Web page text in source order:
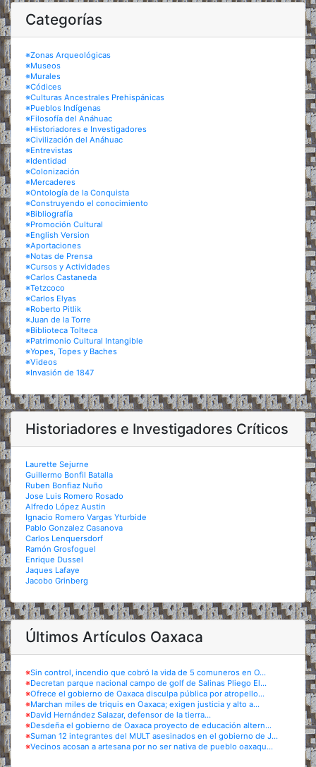
Categorías
※Zonas Arqueológicas
※Museos
※Murales
※Códices
※Culturas Ancestrales Prehispánicas
※Pueblos Indígenas
※Filosofía del Anáhuac
※Historiadores e Investigadores
※Civilización del Anáhuac
※Entrevistas
※Identidad
※Colonización
※Mercaderes
※Ontología de la Conquista
※Construyendo el conocimiento
※Bibliografía
※Promoción Cultural
※English Version
※Aportaciones
※Notas de Prensa
※Cursos y Actividades
※Carlos Castaneda
※Tetzcoco
※Carlos Elyas
※Roberto Pitlik
※Juan de la Torre
※Biblioteca Tolteca
※Patrimonio Cultural Intangible
※Yopes, Topes y Baches
※Videos
※Invasión de 1847
Historiadores e Investigadores Críticos
Laurette Sejurne
Guillermo Bonfil Batalla
Ruben Bonfiaz Nuño
Jose Luis Romero Rosado
Alfredo López Austin
Ignacio Romero Vargas Yturbide
Pablo Gonzalez Casanova
Carlos Lenquersdorf
Ramón Grosfoguel
Enrique Dussel
Jaques Lafaye
Jacobo Grinberg
Últimos Artículos Oaxaca
※Sin control, incendio que cobró la vida de 5 comuneros en O...
※Decretan parque nacional campo de golf de Salinas Pliego El...
※Ofrece el gobierno de Oaxaca disculpa pública por atropello...
※Marchan miles de triquis en Oaxaca; exigen justicia y alto a...
※David Hernández Salazar, defensor de la tierra...
※Desdeña el gobierno de Oaxaca proyecto de educación altern...
※Suman 12 integrantes del MULT asesinados en el gobierno de J...
※Vecinos acosan a artesana por no ser nativa de pueblo oaxaqu...